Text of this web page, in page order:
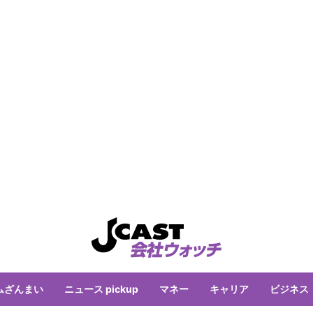
ざんまい ニュース pickup マネー キャリア ビジネス